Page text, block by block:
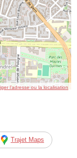
l’adresse ou la localisation
Trajet Maps